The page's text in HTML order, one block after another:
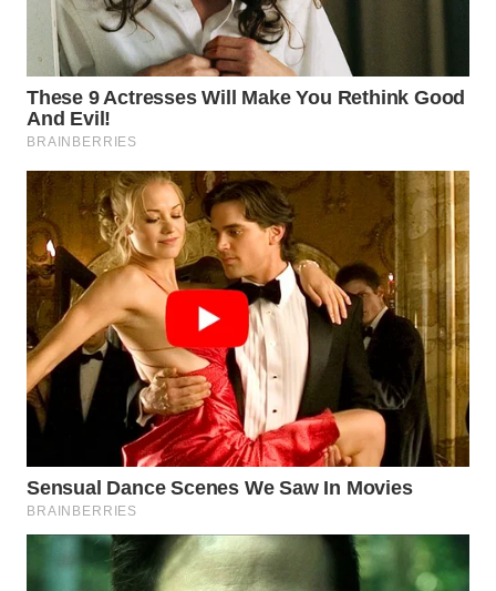
KALTIM
WN
SULSEL
GORONTALO
WN
SULUT
WN
MALUKU
MALUT
WN
DAIRI
WN